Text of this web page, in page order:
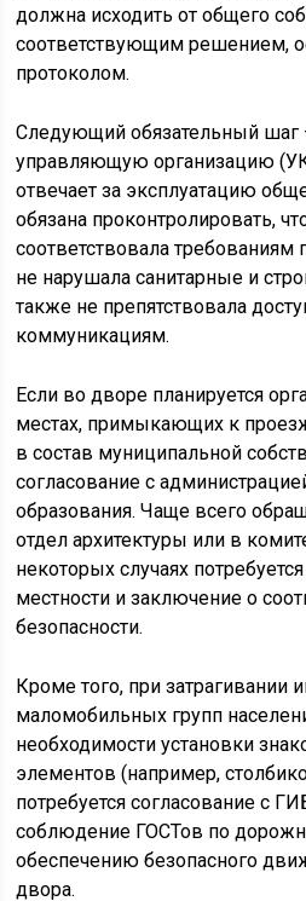
должна исходить от общего
соответствующим решением,
протоколом.
Следующий обязательный шаг
управляющую организацию
отвечает за эксплуатацию
обязана проконтролировать,
соответствовала требованиям
не нарушала санитарные и
также не препятствовала
коммуникациям.
Если во дворе планируется
местах, примыкающих к
в состав муниципальной
согласование с
образования. Чаще всего
отдел архитектуры или в
некоторых случаях
местности и заключение о
безопасности.
Кроме того, при затрагивании
маломобильных групп
необходимости установки
элементов (например,
потребуется согласование с
соблюдение ГОСТов по
обеспечению безопасного
двора.